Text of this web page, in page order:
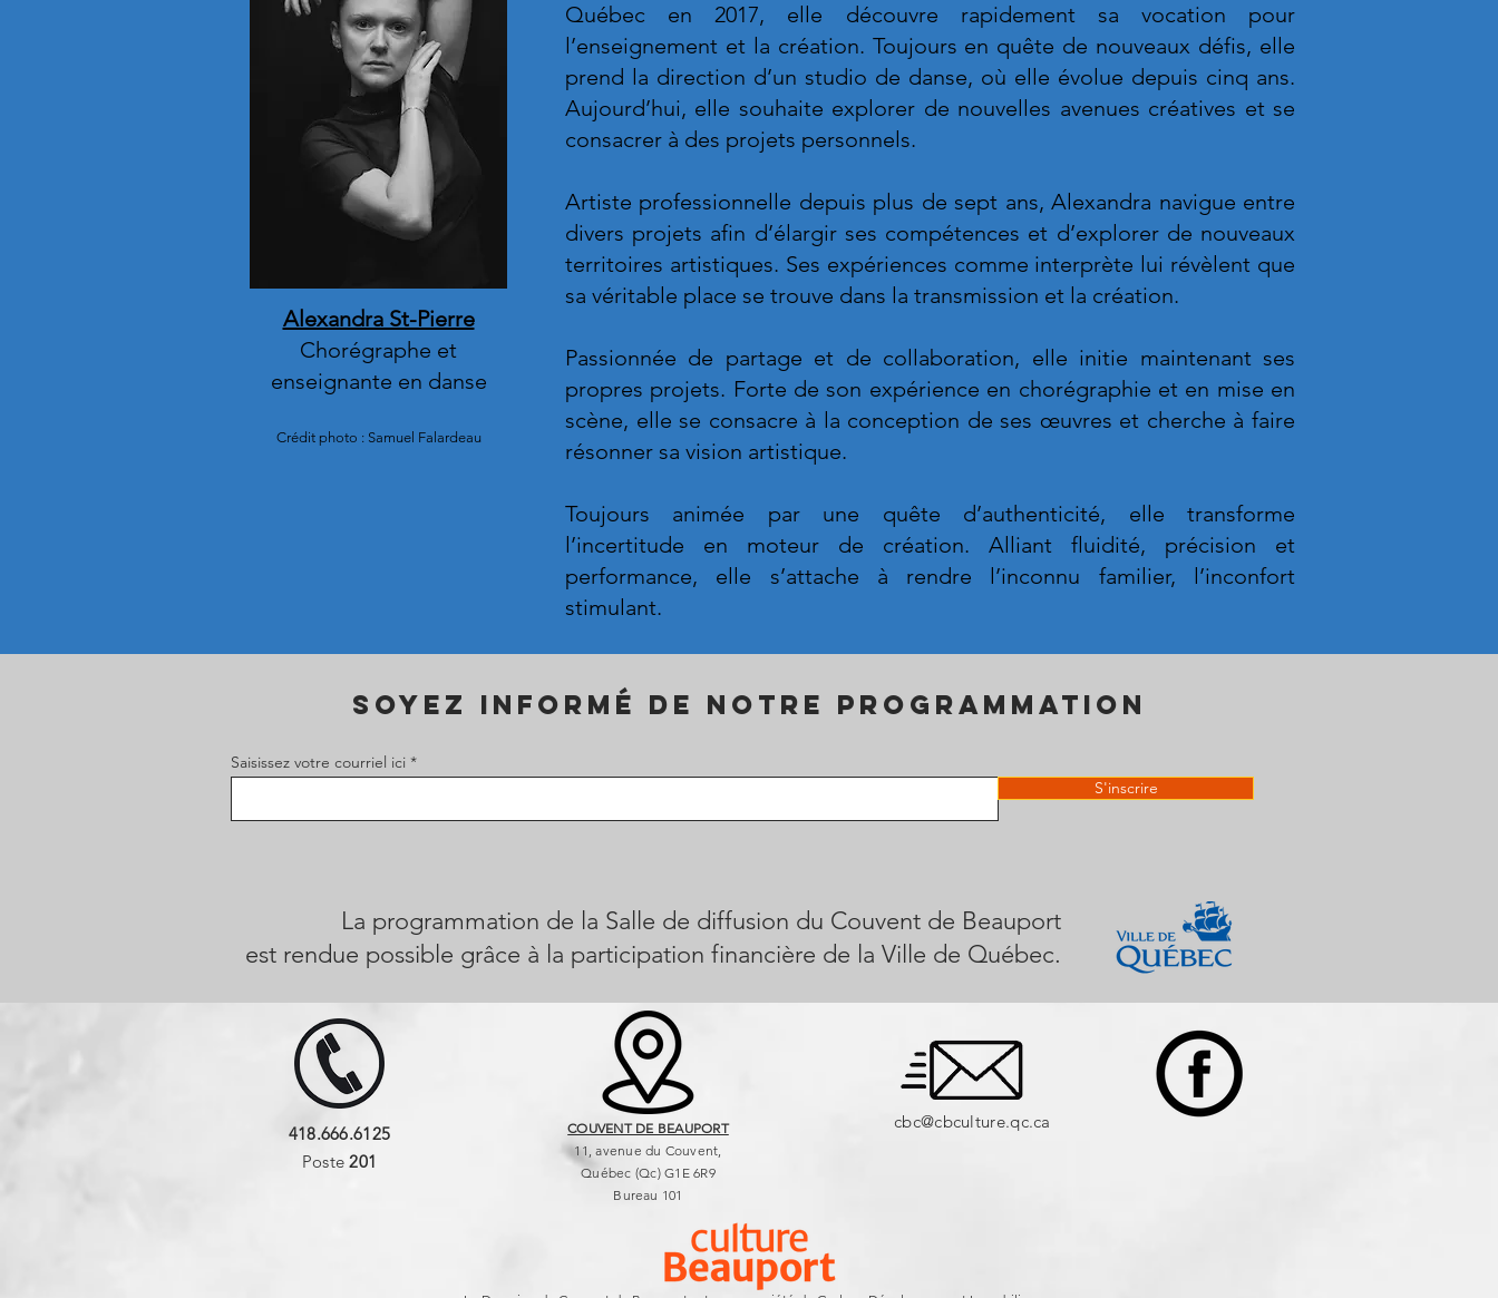
Alexandra St-Pierre
Chorégraphe et
enseignante en danse
Crédit photo : Samuel Falardeau
Québec en 2017, elle découvre rapidement sa vocation pour
l’enseignement et la création. Toujours en quête de nouveaux défis, elle
prend la direction d’un studio de danse, où elle évolue depuis cinq ans.
Aujourd’hui, elle souhaite explorer de nouvelles avenues créatives et se
consacrer à des projets personnels.
Artiste professionnelle depuis plus de sept ans, Alexandra navigue entre
divers projets afin d’élargir ses compétences et d’explorer de nouveaux
territoires artistiques. Ses expériences comme interprète lui révèlent que
sa véritable place se trouve dans la transmission et la création.
Passionnée de partage et de collaboration, elle initie maintenant ses
propres projets. Forte de son expérience en chorégraphie et en mise en
scène, elle se consacre à la conception de ses œuvres et cherche à faire
résonner sa vision artistique.
Toujours animée par une quête d’authenticité, elle transforme
l’incertitude en moteur de création. Alliant fluidité, précision et
performance, elle s’attache à rendre l’inconnu familier, l’inconfort
stimulant.
soyez informé de notre programmation
Saisissez votre courriel ici
S'inscrire
La programmation de la Salle de diffusion du Couvent de Beauport
est rendue possible grâce à la participation financière de la Ville de Québec.
418.666.6125
Poste201
COUVENT DE BEAUPORT
11, avenue du Couvent,
Québec (Qc) G1E 6R9
Bureau 101
cbc@cbculture.qc.ca